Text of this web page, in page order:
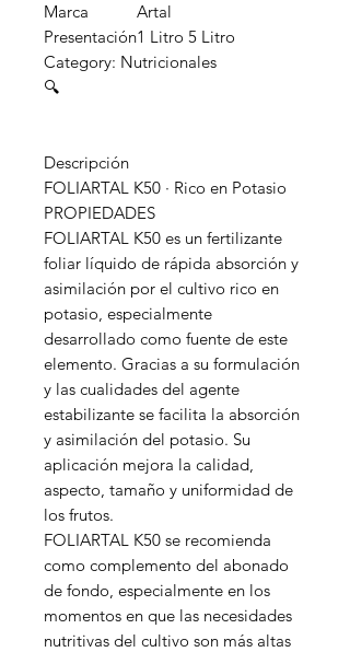
Marca
Artal
Presentación1 Litro 5 Litro
Category: Nutricionales
🔍
Descripción
FOLIARTAL K50 · Rico en Potasio
PROPIEDADES
FOLIARTAL K50 es un fertilizante
foliar líquido de rápida absorción y
asimilación por el cultivo rico en
potasio, especialmente
desarrollado como fuente de este
elemento. Gracias a su formulación
y las cualidades del agente
estabilizante se facilita la absorción
y asimilación del potasio. Su
aplicación mejora la calidad,
aspecto, tamaño y uniformidad de
los frutos.
FOLIARTAL K50 se recomienda
como complemento del abonado
de fondo, especialmente en los
momentos en que las necesidades
nutritivas del cultivo son más altas